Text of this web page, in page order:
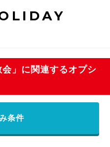
会」に関連するオプシ
条件